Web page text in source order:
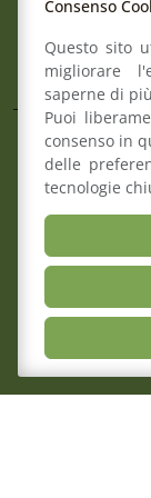
Pec:
Consenso
Questo sito
migliorare
saperne di
Puoi
consenso in
delle
tecnologie